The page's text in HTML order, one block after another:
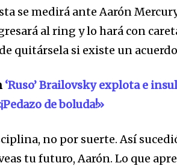
se medirá ante Aarón
al ring y lo hará con
quitársela si existe un
‘Ruso’ Brailovsky explota e
de boluda!»
no por suerte. Así
tu futuro, Aarón. Lo que